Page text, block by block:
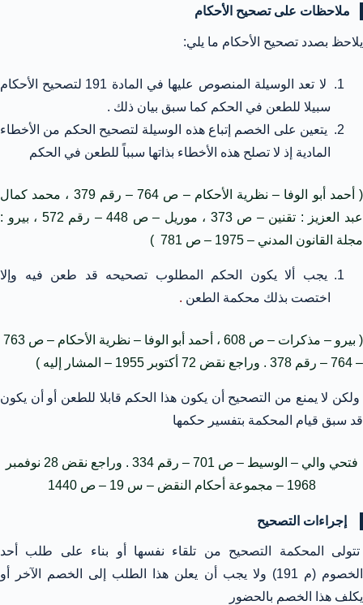
ملاحظات على تصحيح الأحكام
يلاحظ بصدد تصحيح الأحكام ما يلي:
لا تعد الوسيلة المنصوص عليها في المادة 191 لتصحيح الأحكام
سبيلا للطعن في الحكم كما سبق بيان ذلك .
يتعين على الخصم إتباع هذه الوسيلة لتصحيح الحكم من الأخطاء
المادية إذ لا تصلح هذه الأخطاء بذاتها سبباً للطعن في الحكم
( أحمد أبو الوفا – نظرية الأحكام – ص 764 – رقم 379 ، محمد كمال
عبد العزيز : تقنين – ص 373 ، موريل – ص 448 – رقم 572 ، بيرو :
مجلة القانون المدني – 1975 – ص 781 )
يجب ألا يكون الحكم المطلوب تصحيحه قد طعن فيه وإلا
اختصت بذلك محكمة الطعن .
( بيرو – مذكرات – ص 608 ، أحمد أبو الوفا – نظرية الأحكام – ص 763
– 764 – رقم 378 . وراجع نقض 72 أكتوبر 1955 – المشار إليه )
ولكن لا يمنع من التصحيح أن يكون هذا الحكم قابلا للطعن أو أن يكون
قد سبق قيام المحكمة بتفسير حكمها
فتحي والي – الوسيط – ص 701 – رقم 334 . وراجع نقض 28 نوفمبر
1968 – مجموعة أحكام النقض – س 19 – ص 1440
إجراءات التصحيح
تتولى المحكمة التصحيح من تلقاء نفسها أو بناء على طلب أحد
الخصوم (م 191) ولا يجب أن يعلن هذا الطلب إلى الخصم الآخر أو
يكلف هذا الخصم بالحضور